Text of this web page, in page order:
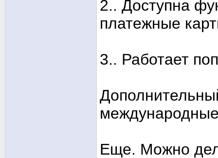
2.. Доступна
платежные
3.. Работает
Еще. Можно